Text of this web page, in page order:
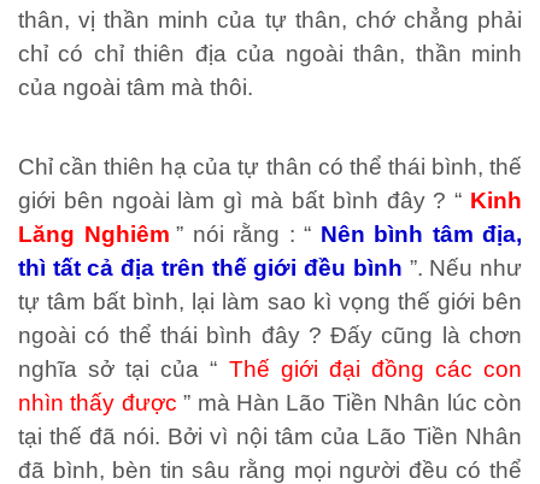
thân, vị thần minh của tự thân, chớ chẳng phải
chỉ có chỉ thiên địa của ngoài thân, thần minh
của ngoài tâm mà thôi.
Chỉ cần thiên hạ của tự thân có thể thái bình, thế
giới bên ngoài làm gì mà bất bình đây ? “ Kinh
Lăng Nghiêm ” nói rằng : “ Nên bình tâm địa,
thì tất cả địa trên thế giới đều bình ”. Nếu như
tự tâm bất bình, lại làm sao kì vọng thế giới bên
ngoài có thể thái bình đây ? Đấy cũng là chơn
nghĩa sở tại của “ Thế giới đại đồng các con
nhìn thấy được” mà Hàn Lão Tiền Nhân lúc còn
tại thế đã nói. Bởi vì nội tâm của Lão Tiền Nhân
đã bình, bèn tin sâu rằng mọi người đều có thể